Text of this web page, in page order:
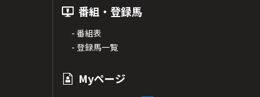
番組・登録馬
- 番組表
- 登録馬一覧
Myページ